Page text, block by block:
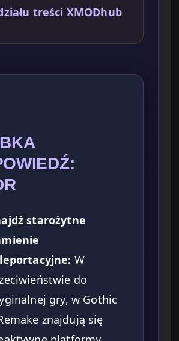
treści XMODhub
starożytne
W
do
gry, w Gothic
znajdują się